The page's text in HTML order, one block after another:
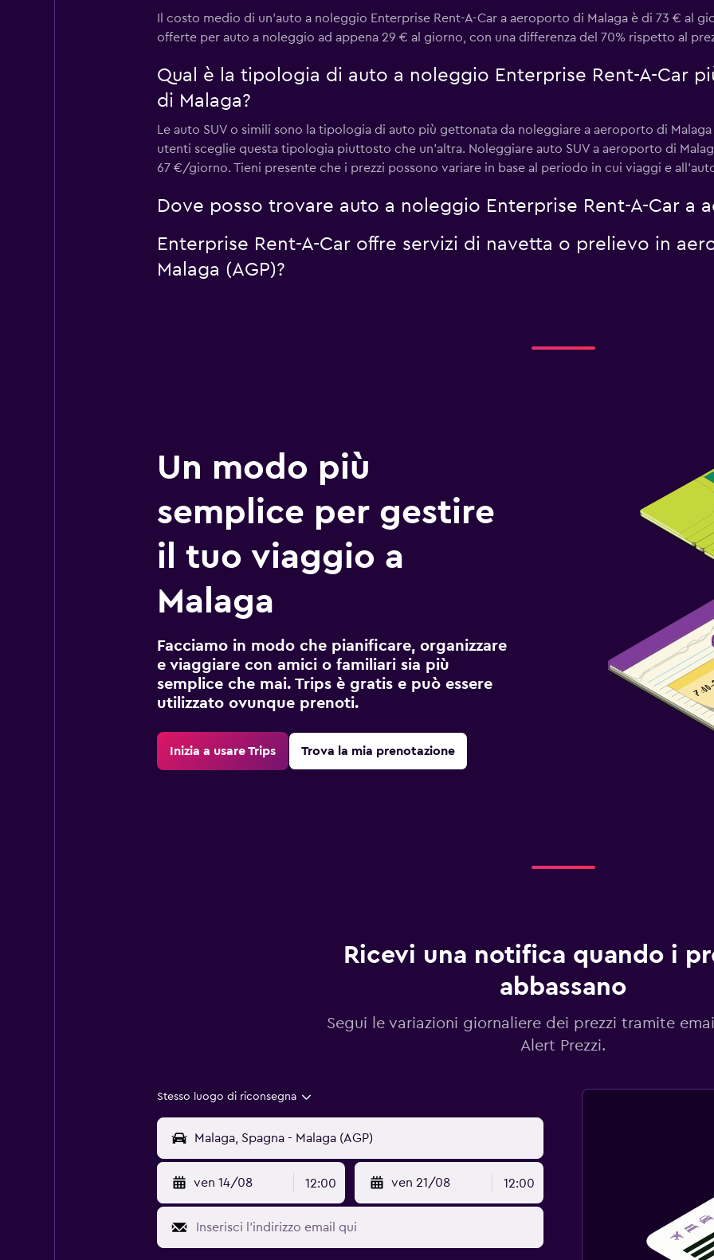
Il costo medio di un'auto a noleggio Enterprise Rent-A-Car a aeroporto di Malaga è di 73 € al
offerte per auto a noleggio ad appena 29 € al giorno, con una differenza del 70% rispetto al
Qual è la tipologia di auto a noleggio Enterprise Rent-A-Car
di Malaga?
Le auto SUV o simili sono la tipologia di auto più gettonata da noleggiare a aeroporto di
utenti sceglie questa tipologia piuttosto che un'altra. Noleggiare auto SUV a aeroporto di
67 €/giorno. Tieni presente che i prezzi possono variare in base al periodo in cui viaggi e
Dove posso trovare auto a noleggio Enterprise Rent-A-Car a
Enterprise Rent-A-Car offre servizi di navetta o prelievo in
Malaga (AGP)?
Un modo più
semplice per gestire
il tuo viaggio a
Malaga
Facciamo in modo che pianificare, organizzare
e viaggiare con amici o familiari sia più
semplice che mai. Trips è gratis e può essere
utilizzato ovunque prenoti.
Inizia a usare Trips Trova la mia prenotazione
Ricevi una notifica quando i
abbassano
Segui le variazioni giornaliere dei prezzi tramite
Alert Prezzi.
Stesso luogo di riconsegna
ven 14/08 12:00 ven 21/08 12:00